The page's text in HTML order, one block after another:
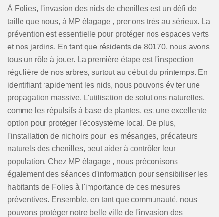
À Folies, l'invasion des nids de chenilles est un défi de
taille que nous, à MP élagage , prenons très au sérieux. La
prévention est essentielle pour protéger nos espaces verts
et nos jardins. En tant que résidents de 80170, nous avons
tous un rôle à jouer. La première étape est l'inspection
régulière de nos arbres, surtout au début du printemps. En
identifiant rapidement les nids, nous pouvons éviter une
propagation massive. L'utilisation de solutions naturelles,
comme les répulsifs à base de plantes, est une excellente
option pour protéger l'écosystème local. De plus,
l'installation de nichoirs pour les mésanges, prédateurs
naturels des chenilles, peut aider à contrôler leur
population. Chez MP élagage , nous préconisons
également des séances d'information pour sensibiliser les
habitants de Folies à l'importance de ces mesures
préventives. Ensemble, en tant que communauté, nous
pouvons protéger notre belle ville de l'invasion des